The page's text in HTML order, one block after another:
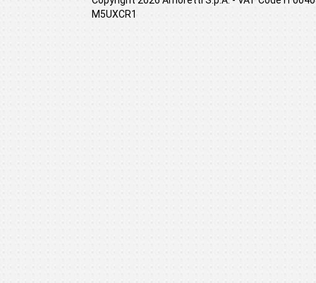
M5UXCR1